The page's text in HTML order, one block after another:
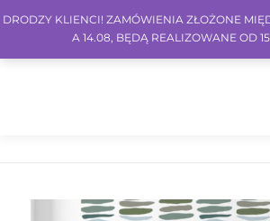
DRODZY KLIENCI! ZAMÓWIENIA ZŁOŻONE
A 14.08, BĘDĄ REALIZOWANE OD